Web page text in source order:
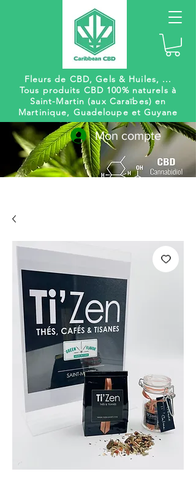
Fleurs de CBD, Gels & Huiles, ...
Tous produits CBD 100% naturels à
Saint-Martin (aux Caraïbes) en
Martinique, Guadeloupe et Guyane
Mon compte